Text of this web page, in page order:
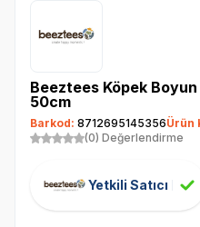
Beeztees Köpek
50cm
Barkod: 8712695145356Ürün
(0) Değerlendirme
Yetkili Satıcı